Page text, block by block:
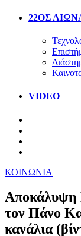
22ΟΣ
VIDEO
ΚΟΙΝΩΝΙΑ
Αποκάλυψη
τον Πάνο
κανάλια